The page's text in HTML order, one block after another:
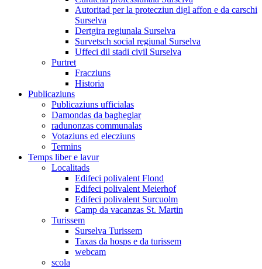
Autoritad per la protecziun digl affon e da carschi
Surselva
Dertgira regiunala Surselva
Survetsch social regiunal Surselva
Uffeci dil stadi civil Surselva
Purtret
Fracziuns
Historia
Publicaziuns
Publicaziuns ufficialas
Damondas da baghegiar
radunonzas communalas
Votaziuns ed elecziuns
Termins
Temps liber e lavur
Localitads
Edifeci polivalent Flond
Edifeci polivalent Meierhof
Edifeci polivalent Surcuolm
Camp da vacanzas St. Martin
Turissem
Surselva Turissem
Taxas da hosps e da turissem
webcam
scola